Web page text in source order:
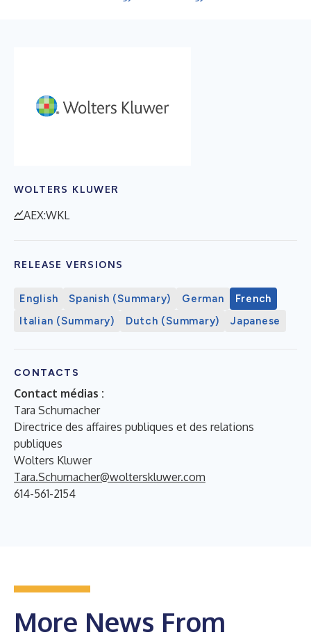
WOLTERS KLUWER
AEX:WKL
RELEASE VERSIONS
English Spanish (Summary) German
French
Italian (Summary)
Dutch (Summary) Japanese
CONTACTS
Contact médias :
Tara Schumacher
Directrice des affaires publiques et des relations
publiques
Wolters Kluwer
Tara.Schumacher@wolterskluwer.com
614-561-2154
More News From